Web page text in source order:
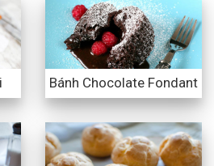
Bánh Chocolate Fondant